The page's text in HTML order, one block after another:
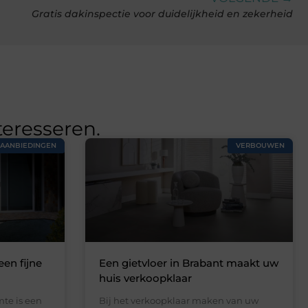
Gratis dakinspectie voor duidelijkheid en zekerheid
AANBIEDINGEN
fijne
is een
VERBOUWEN
Een gietvloer in Brabant maakt uw
huis verkoopklaar
Bij het verkoopklaar maken van uw